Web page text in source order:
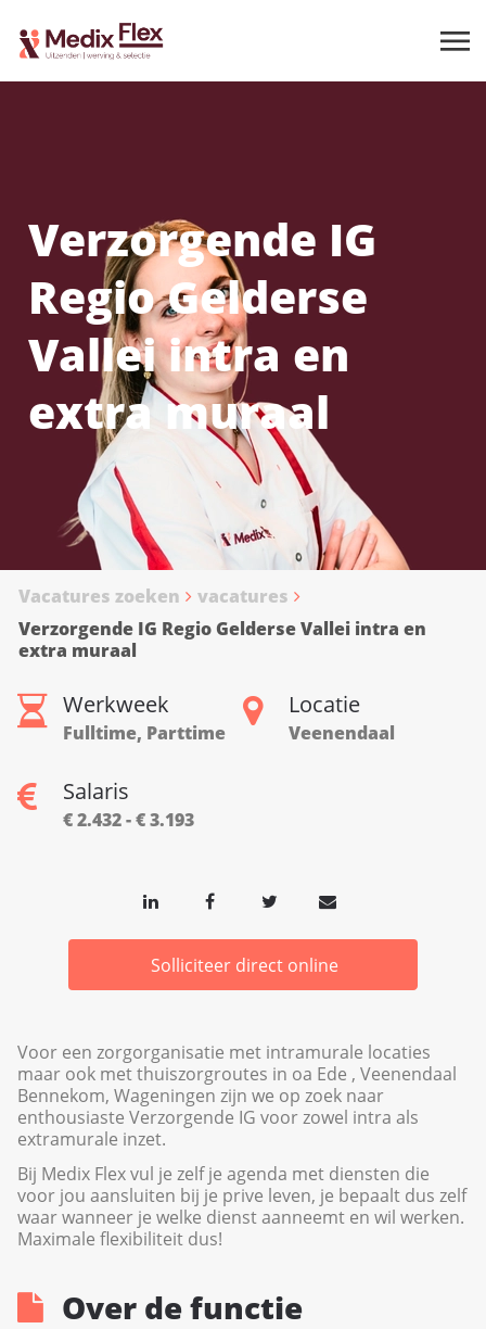
Verzorgende IG
Regio Gelderse
Vallei intra en
extra muraal
Vacatures zoeken
vacatures
Verzorgende IG Regio Gelderse Vallei intra en
extra muraal
Werkweek
Fulltime, Parttime
Locatie
Veenendaal
Salaris
€ 2.432 - € 3.193
Solliciteer direct online
Voor een zorgorganisatie met intramurale locaties
maar ook met thuiszorgroutes in oa Ede , Veenendaal
Bennekom, Wageningen zijn we op zoek naar
enthousiaste Verzorgende IG voor zowel intra als
extramurale inzet.
Bij Medix Flex vul je zelf je agenda met diensten die
voor jou aansluiten bij je prive leven, je bepaalt dus zelf
waar wanneer je welke dienst aanneemt en wil werken.
Maximale flexibiliteit dus!
Over de functie